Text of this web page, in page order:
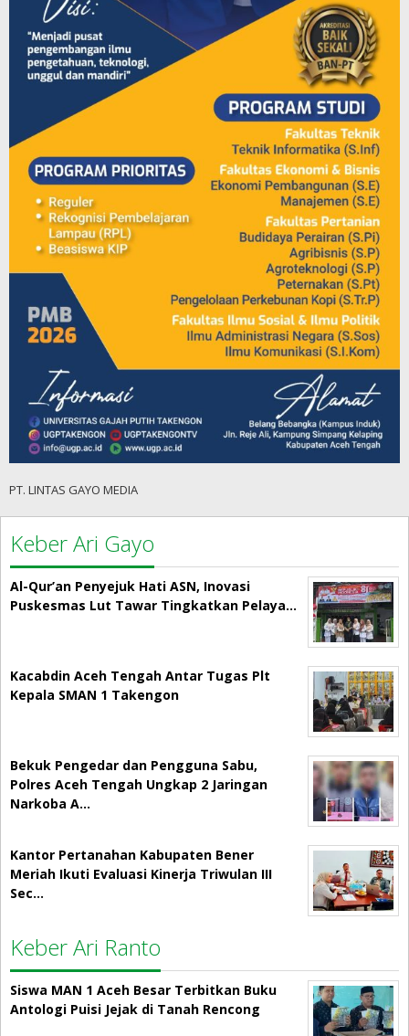
PT. LINTAS GAYO MEDIA
Keber Ari Gayo
Al-Qur’an Penyejuk Hati ASN, Inovasi
Puskesmas Lut Tawar Tingkatkan Pelaya…
Kacabdin Aceh Tengah Antar Tugas Plt
Kepala SMAN 1 Takengon
Bekuk Pengedar dan Pengguna Sabu,
Polres Aceh Tengah Ungkap 2 Jaringan
Narkoba A…
Kantor Pertanahan Kabupaten Bener
Meriah Ikuti Evaluasi Kinerja Triwulan III
Sec…
Keber Ari Ranto
Siswa MAN 1 Aceh Besar Terbitkan Buku
Antologi Puisi Jejak di Tanah Rencong